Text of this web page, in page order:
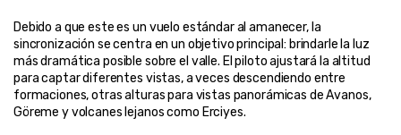
Debido a que este es un vuelo estándar al amanecer, la
sincronización se centra en un objetivo principal: brindarle la luz
más dramática posible sobre el valle. El piloto ajustará la altitud
para captar diferentes vistas, a veces descendiendo entre
formaciones, otras alturas para vistas panorámicas de Avanos,
Göreme y volcanes lejanos como Erciyes.